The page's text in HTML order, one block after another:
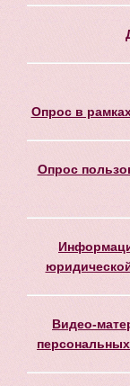
Опрос в
Опрос
Видео-